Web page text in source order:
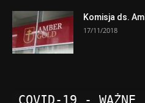
Komisja ds.
17/11/2018
COVID-19 - WAŻNE